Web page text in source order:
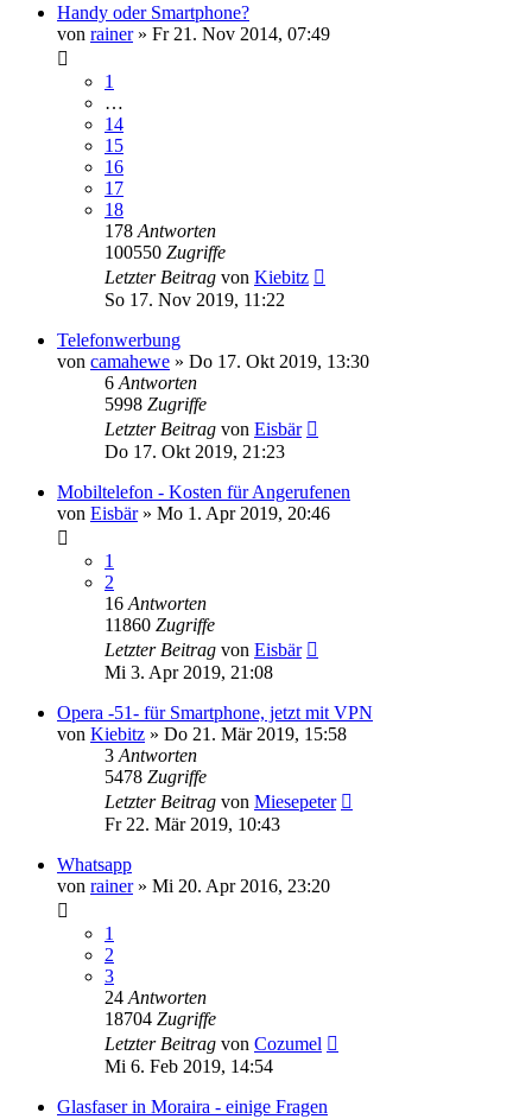
Handy oder Smartphone?
von rainer» Fr 21. Nov 2014, 07:49
1
…
14
15
16
17
18
178 Antworten
100550 Zugriffe
Letzter Beitrag von Kiebitz
So 17. Nov 2019, 11:22
Telefonwerbung
von camahewe » Do 17. Okt 2019, 13:30
6 Antworten
5998 Zugriffe
Letzter Beitrag von Eisbär
Do 17. Okt 2019, 21:23
Mobiltelefon - Kosten für Angerufenen
von Eisbär» Mo 1. Apr 2019, 20:46
1
2
16 Antworten
11860 Zugriffe
Letzter Beitrag von Eisbär
Mi 3. Apr 2019, 21:08
Opera -51- für Smartphone, jetzt mit VPN
von Kiebitz » Do 21. Mär 2019, 15:58
3 Antworten
5478 Zugriffe
Letzter Beitrag von Miesepeter
Fr 22. Mär 2019, 10:43
Whatsapp
von rainer» Mi 20. Apr 2016, 23:20
1
2
3
24 Antworten
18704 Zugriffe
Letzter Beitrag von Cozumel
Mi 6. Feb 2019, 14:54
Glasfaser in Moraira - einige Fragen